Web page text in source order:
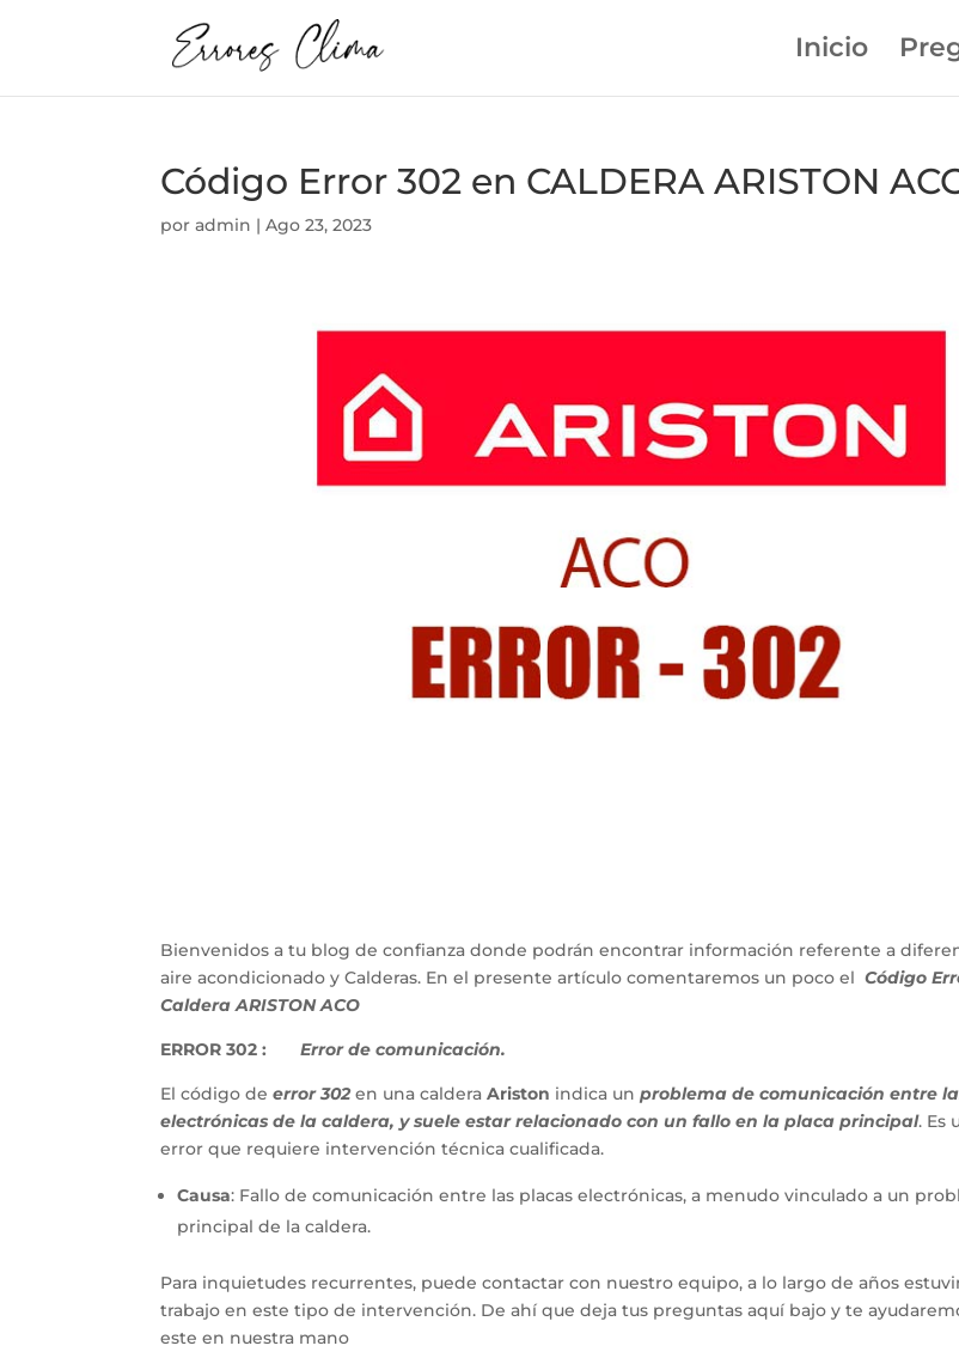
Inicio
Código Error 302 en CALDERA ARISTON
poradmin |Ago 23, 2023
Bienvenidos a tu blog de confianza donde podrán encontrar información referente a
aire acondicionado y Calderas. En el presente artículo comentaremos un poco el Código
Caldera ARISTON ACO
ERROR 302 : Error de comunicación.
El código deerror 302 en una calderaAriston indica unproblema de comunicación entre
electrónicas de la caldera, y suele estar relacionado con un fallo en la placa principal. Es
error que requiere intervención técnica cualificada.
Causa: Fallo de comunicación entre las placas electrónicas, a menudo vinculado a un
principal de la caldera.
Para inquietudes recurrentes, puede contactar con nuestro equipo, a lo largo de años
trabajo en este tipo de intervención. De ahí que deja tus preguntas aquí bajo y te
este en nuestra mano